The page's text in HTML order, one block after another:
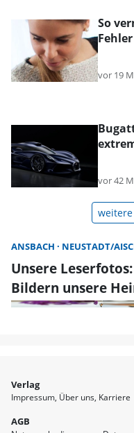
So
vor 19
vor 42
ANSBACH NEUSTADT/
Unsere
Bildern unsere
Verlag
Impressum Über uns Karriere
AGB